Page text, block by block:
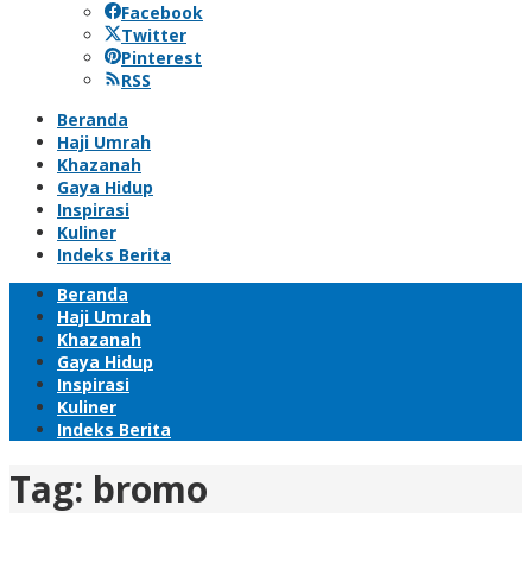
Facebook
Twitter
Pinterest
RSS
Beranda
Haji Umrah
Khazanah
Gaya Hidup
Inspirasi
Kuliner
Indeks Berita
Beranda
Haji Umrah
Khazanah
Gaya Hidup
Inspirasi
Kuliner
Indeks Berita
Tag: bromo